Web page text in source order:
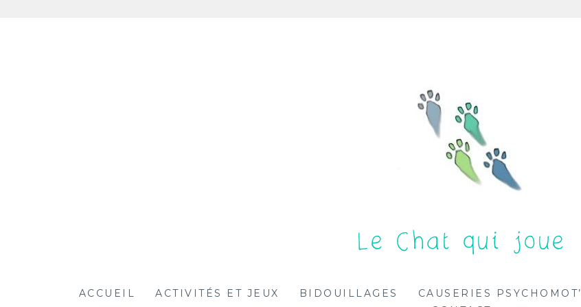
Le Chat qui joue
ACCUEIL ACTIVITÉS ET JEUX BIDOUILLAGES CAUSERIES PSYCHOMOT’